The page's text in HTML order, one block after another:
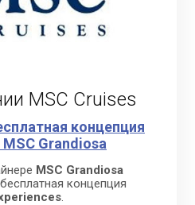
MSC Cruises
концепция
Grandiosa
MSC Grandiosa
концепция
.